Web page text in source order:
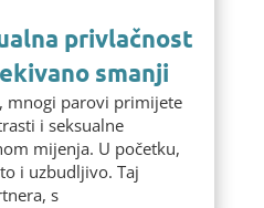
privlačnost
smanji
mnogi parovi primijete
i seksualne
mijenja. U početku,
i uzbudljivo. Taj
s